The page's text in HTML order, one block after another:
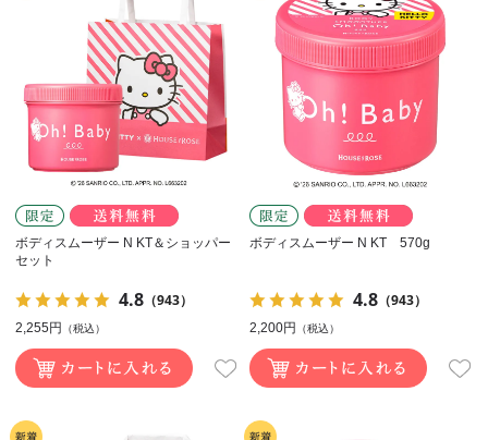
ボディスムーザー N KT＆ショッパー
セット
4.8（943）
2,255円 （税込）
ボディスムーザー N KT 570g
4.8 （943）
2,200円 （税込）